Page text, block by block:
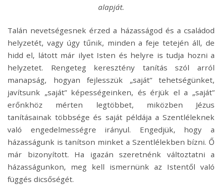
alapját.
Talán nevetségesnek érzed a házasságod és a családod
helyzetét, vagy úgy tűnik, minden a feje tetején áll, de
hidd el, látott már ilyet Isten és helyre is tudja hozni a
helyzetet. Rengeteg keresztény tanítás szól arról
manapság, hogyan fejlesszük „saját” tehetségünket,
javítsunk „saját” képességeinken, és érjük el a „saját”
erőnkhöz mérten legtöbbet, miközben Jézus
tanításainak többsége és saját példája a Szentléleknek
való engedelmességre irányul. Engedjük, hogy a
házasságunk is tanítson minket a Szentlélekben bízni. Ő
már bizonyított. Ha igazán szeretnénk változtatni a
házasságunkon, meg kell ismernünk az Istentől való
függés dicsőségét.